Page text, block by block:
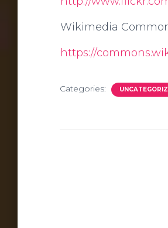
Wikimedia
https://
Categories: